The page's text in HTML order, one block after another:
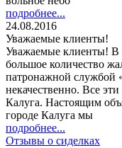
подробнее...
24.08.2016
Уважаемые клиенты!
Уважаемые клиенты! В
большое количество
патронажной службой
некачественно. Все
Калуга. Настоящим
городе Калуга мы
подробнее...
Отзывы о сиделках